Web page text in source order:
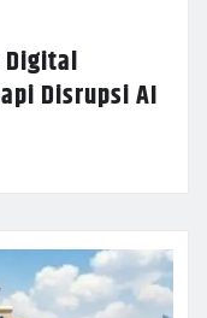
Digital
Disrupsi AI